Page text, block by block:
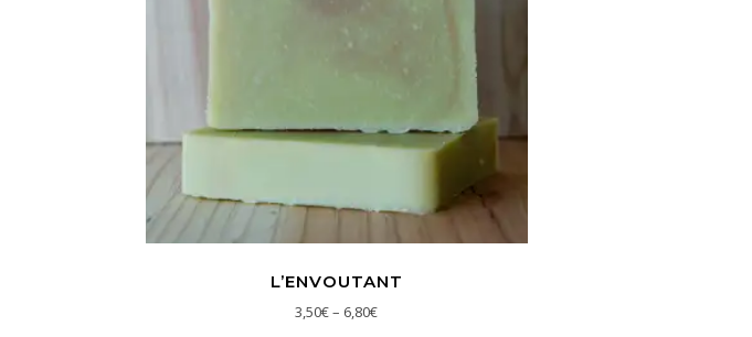
L’ENVOUTANT
3,50€– 6,80€